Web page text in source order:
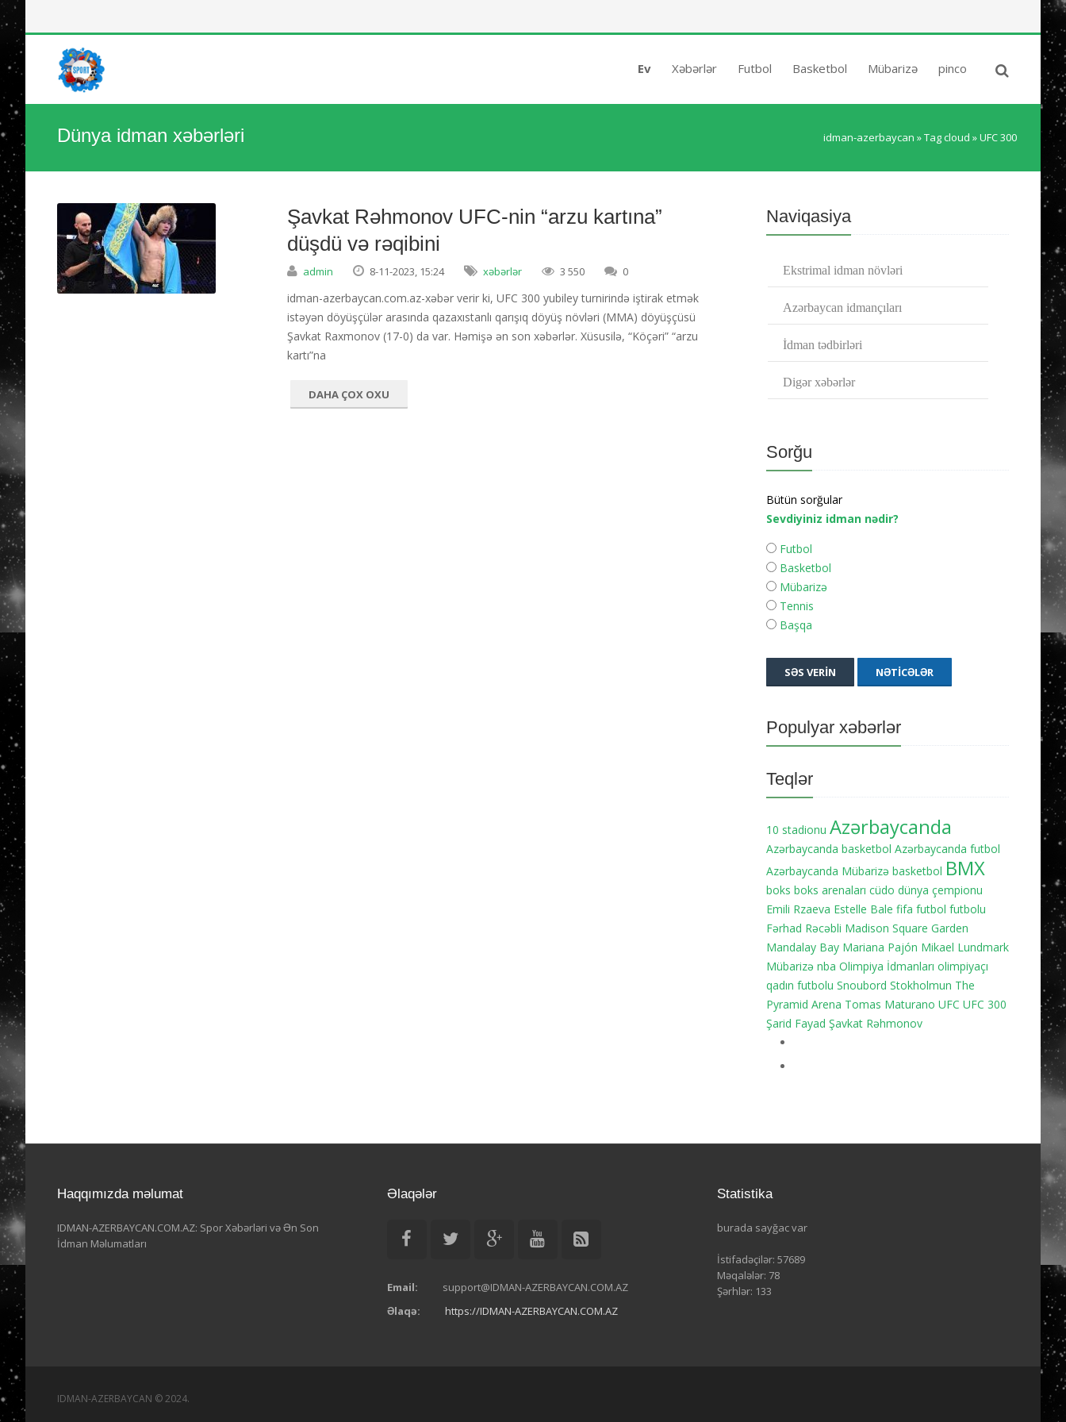
Ev Xəbərlər Futbol Basketbol Mübarizə pinco
Dünya idman xəbərləri idman-azerbaycan »Tag cloud » UFC 300
Şavkat Rəhmonov UFC-nin “arzu kartına”
düşdü və rəqibini
admin 8-11-2023, 15:24 xəbərlər 3 550 0
idman-azerbaycan.com.az-xəbər verir ki, UFC 300 yubiley turnirində iştirak etmək
istəyən döyüşçülər arasında qazaxıstanlı qarışıq döyüş növləri (MMA) döyüşçüsü
Şavkat Raxmonov (17-0) da var. Həmişə ən son xəbərlər. Xüsusilə, “Köçəri” “arzu
kartı”na
DAHA ÇOX OXU
Naviqasiya
Ekstrimal idman növləri
Azərbaycan idmançıları
İdman tədbirləri
Digər xəbərlər
Sorğu
Bütün sorğular
Sevdiyiniz idman nədir?
Futbol
Basketbol
Mübarizə
Tennis
Başqa
SƏS VERIN NƏTICƏLƏR
Populyar xəbərlər
Teqlər
10 stadionu Azərbaycanda
Azərbaycanda basketbol Azərbaycanda futbol
Azərbaycanda Mübarizə basketbol BMX
boks boks arenaları cüdo dünya çempionu
Emili Rzaeva Estelle Bale fifa futbol futbolu
Fərhad Rəcəbli Madison Square Garden
Mandalay Bay Mariana Pajón Mikael Lundmark
Mübarizə nba Olimpiya İdmanları olimpiyaçı
qadın futbolu Snoubord Stokholmun The
Pyramid Arena Tomas Maturano UFC UFC 300
Şarid Fayad Şavkat Rəhmonov
Haqqımızda məlumat
IDMAN-AZERBAYCAN.COM.AZ: Spor Xəbərləri və Ən Son
İdman Məlumatları
Əlaqələr
Email:
support@IDMAN-AZERBAYCAN.COM.AZ
Əlaqə:
https://IDMAN-AZERBAYCAN.COM.AZ
Statistika
burada sayğac var
İstifadəçilər: 57689
Məqalələr: 78
Şərhlər: 133
IDMAN-AZERBAYCAN © 2024.